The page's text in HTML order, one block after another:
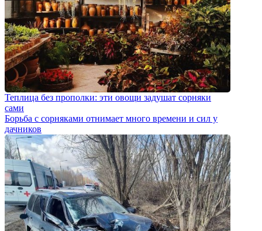
Теплица без прополки: эти овощи задушат сорняки
сами
Борьба с сорняками отнимает много времени и сил у
дачников